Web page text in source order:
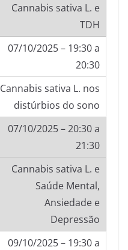
Cannabis sativa L. e
TDH
07/10/2025 – 19:30 a
20:30
Cannabis sativa L. nos
distúrbios do sono
07/10/2025 – 20:30 a
21:30
Cannabis sativa L. e
Saúde Mental,
Ansiedade e
Depressão
09/10/2025 – 19:30 a